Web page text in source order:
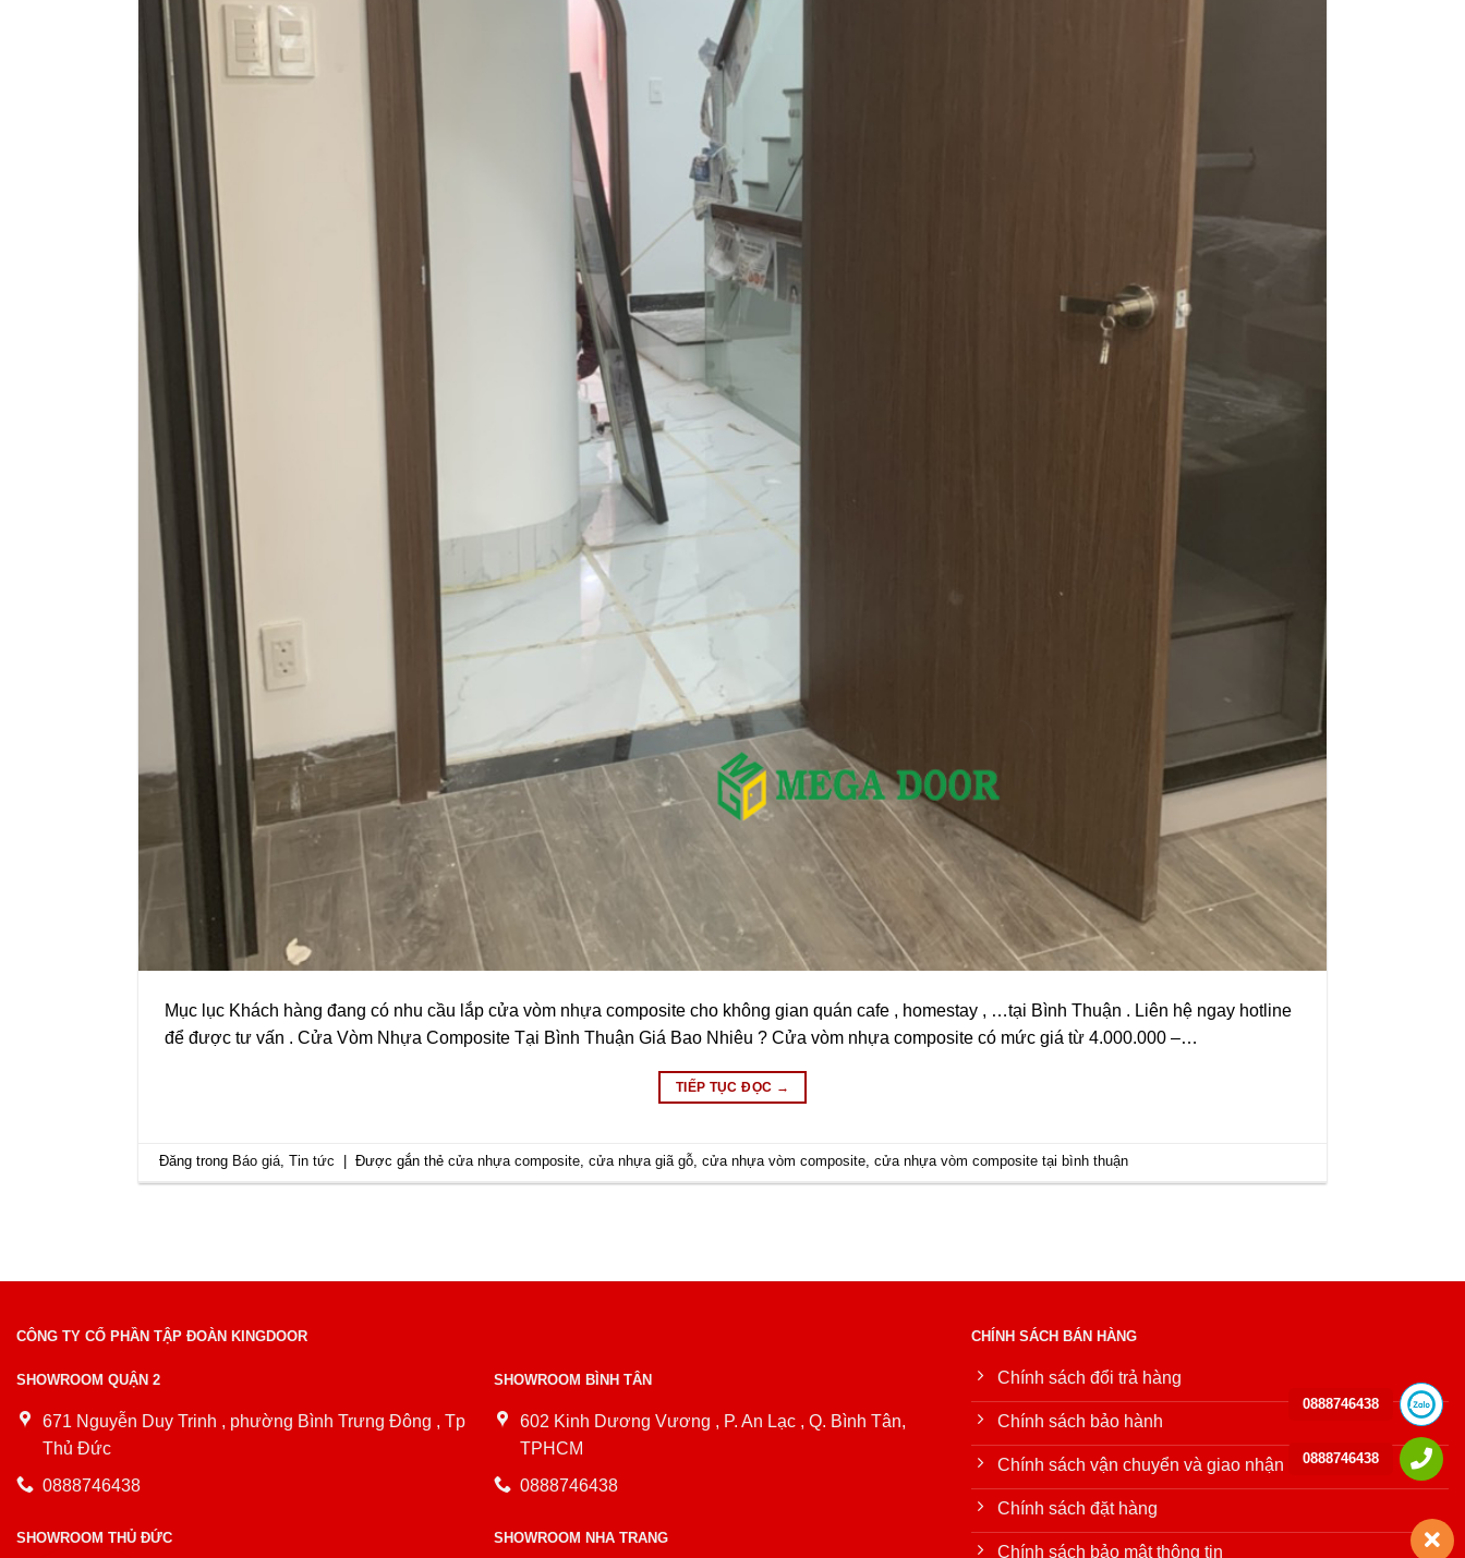
Mục lục Khách hàng đang có nhu cầu lắp cửa vòm nhựa composite cho không gian quán cafe , homestay , …tại Bình Thuận . Liên hệ ngay hotline
để được tư vấn . Cửa Vòm Nhựa Composite Tại Bình Thuận Giá Bao Nhiêu ? Cửa vòm nhựa composite có mức giá từ 4.000.000 –…
TIẾP TỤC ĐỌC →
Đăng trong Báo giá,Tin tức Được gắn thẻcửa nhựa composite,cửa nhựa giã gỗ,cửa nhựa vòm composite,cửa nhựa vòm composite tại bình thuận
CÔNG TY CỔ PHẦN TẬP ĐOÀN KINGDOOR
SHOWROOM QUẬN 2
671 Nguyễn Duy Trinh , phường Bình Trưng Đông , Tp
Thủ Đức
0888746438
SHOWROOM THỦ ĐỨC
SHOWROOM BÌNH TÂN
602 Kinh Dương Vương , P. An Lạc , Q. Bình Tân,
TPHCM
0888746438
SHOWROOM NHA TRANG
CHÍNH SÁCH BÁN HÀNG
Chính sách đổi trả hàng
Chính sách bảo hành
Chính sách vận chuyển và giao nhận
Chính sách đặt hàng
Chính sách bảo mật thông tin
0888746438
0888746438